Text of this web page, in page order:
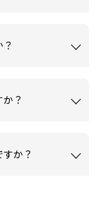
？
か？